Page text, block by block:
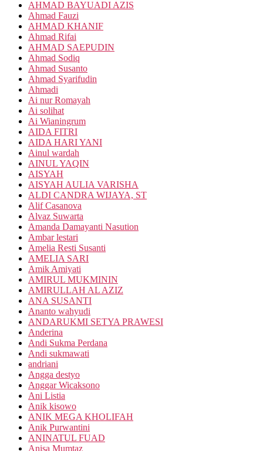
AHMAD BAYUADI AZIS
Ahmad Fauzi
AHMAD KHANIF
Ahmad Rifai
AHMAD SAEPUDIN
Ahmad Sodiq
Ahmad Susanto
Ahmad Syarifudin
Ahmadi
Ai nur Romayah
Ai solihat
Ai Wianingrum
AIDA FITRI
AIDA HARI YANI
Ainul wardah
AINUL YAQIN
AISYAH
AISYAH AULIA VARISHA
ALDI CANDRA WIJAYA, ST
Alif Casanova
Alvaz Suwarta
Amanda Damayanti Nasution
Ambar lestari
Amelia Resti Susanti
AMELIA SARI
Amik Amiyati
AMIRUL MUKMININ
AMIRULLAH AL AZIZ
ANA SUSANTI
Ananto wahyudi
ANDARUKMI SETYA PRAWESI
Anderina
Andi Sukma Perdana
Andi sukmawati
andriani
Angga destyo
Anggar Wicaksono
Ani Listia
Anik kisowo
ANIK MEGA KHOLIFAH
Anik Purwantini
ANINATUL FUAD
Anisa Mumtaz